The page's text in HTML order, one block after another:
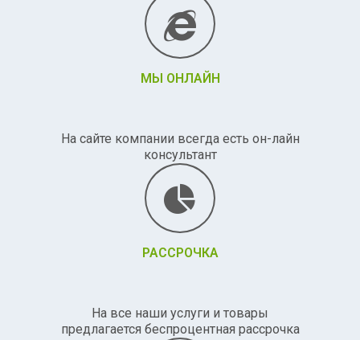
МЫ ОНЛАЙН
На сайте компании всегда есть он-лайн
консультант
РАССРОЧКА
На все наши услуги и товары
предлагается беспроцентная рассрочка